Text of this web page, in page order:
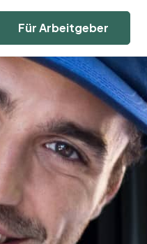
Für Arbeitgeber